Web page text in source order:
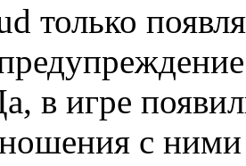
только
в игре
с